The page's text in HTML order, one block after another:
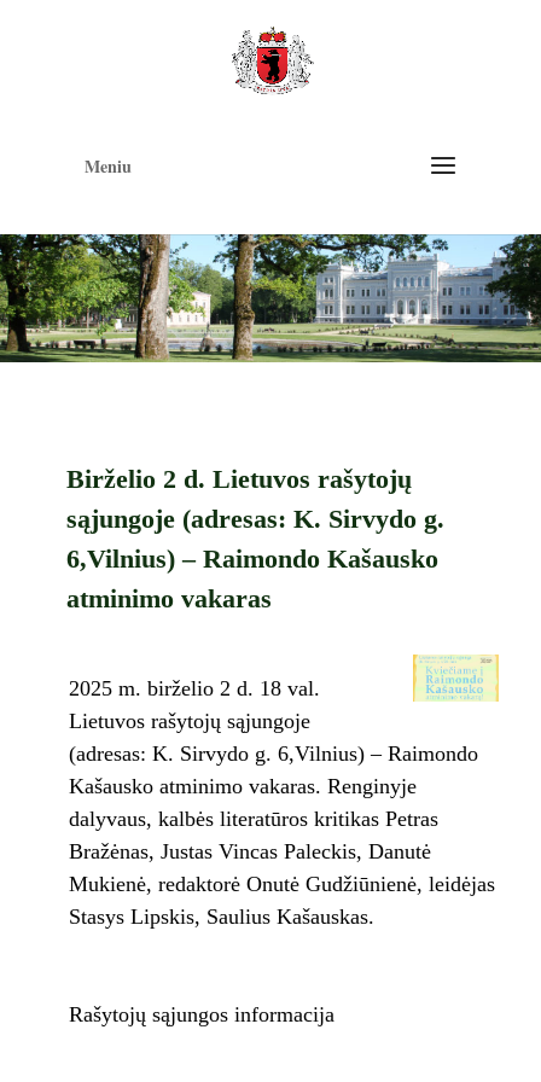
Meniu
Birželio 2 d. Lietuvos rašytojų
sąjungoje (adresas: K. Sirvydo g.
6,Vilnius) – Raimondo Kašausko
atminimo vakaras
2025 m. birželio 2 d. 18 val.
Lietuvos rašytojų sąjungoje
(adresas: K. Sirvydo g. 6,Vilnius) – Raimondo
Kašausko atminimo vakaras. Renginyje
dalyvaus, kalbės literatūros kritikas Petras
Bražėnas, Justas Vincas Paleckis, Danutė
Mukienė, redaktorė Onutė Gudžiūnienė, leidėjas
Stasys Lipskis, Saulius Kašauskas.
Rašytojų sąjungos informacija